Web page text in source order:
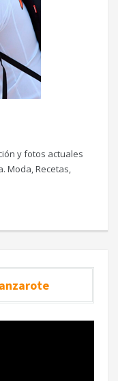
y fotos actuales
Moda, Recetas,